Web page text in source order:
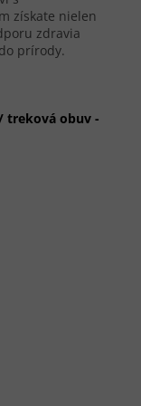
získate nielen
zdravia
prírody.
treková obuv -